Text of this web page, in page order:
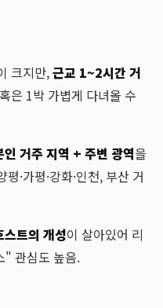
크지만,근교 1~2시간 거
은 1박 가볍게 다녀올 수
인 거주 지역 + 주변 광역을
·가평·강화·인천, 부산 거
스트의 개성이 살아있어 리
" 관심도 높음.